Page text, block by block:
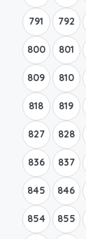
791 792
800 801
809 810
818 819
827 828
836 837
845 846
854 855